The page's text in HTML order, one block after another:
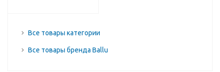
Все товары категории
Все товары бренда Ballu